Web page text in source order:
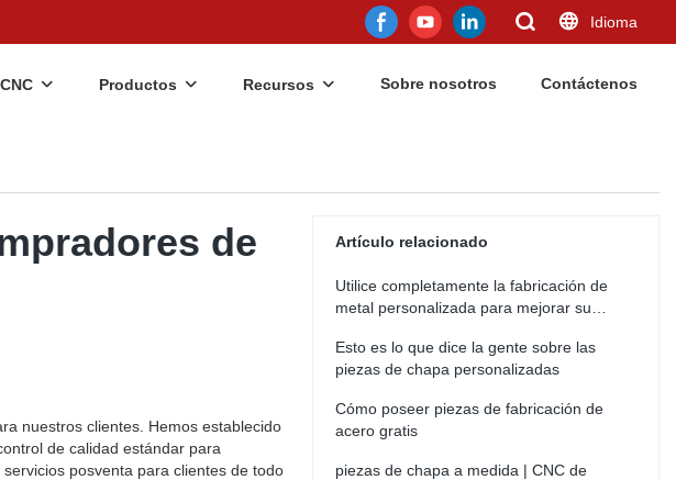
Idioma
Productos Recursos Sobre nosotros Contáctenos
de
nuestros clientes. Hemos establecido
de calidad estándar para
posventa para clientes de todo
Artículo relacionado
Utilice completamente la fabricación de
metal personalizada para mejorar su
Esto es lo que dice la gente sobre las
piezas de chapa personalizadas
Cómo poseer piezas de fabricación de
acero gratis
piezas de chapa a medida | CNC de